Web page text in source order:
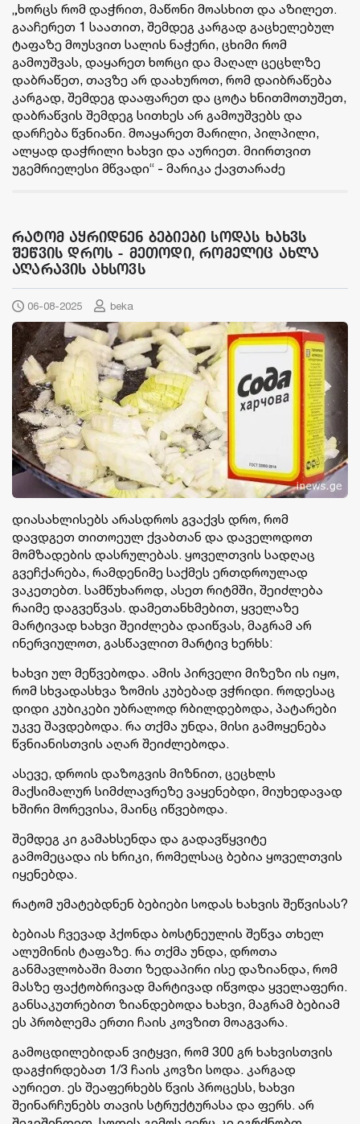
„ხორცს რომ დაჭრით, მაწონი მოასხით და აზილეთ.
გააჩერეთ 1 საათით, შემდეგ კარგად გაცხელებულ
ტაფაზე მოუსვით სალის ნაჭერი, ცხიმი რომ
გამოუშვას, დაყარეთ ხორცი და მაღალ ცეცხლზე
დაბრაწეთ, თავზე არ დაახუროთ, რომ დაიბრაწება
კარგად, შემდეგ დააფარეთ და ცოტა ხნითმოთუშეთ,
დაბრაწვის შემდეგ სითხეს არ გამოუშვებს და
დარჩება წვნიანი. მოაყარეთ მარილი, პილპილი,
ალყად დაჭრილი ხახვი და აურიეთ. მიირთვით
უგემრიელესი მწვადი“ - მარიკა ქავთარაძე
რატომ აყრიდნენ ბებიები სოდას ხახვს
შეწვის დროს - მეთოდი, რომელიც ახლა
აღარავის ახსოვს
06-08-2025 beka
დიასახლისებს არასდროს გვაქვს დრო, რომ
დავდგეთ თითოეულ ქვაბთან და დაველოდოთ
მომზადების დასრულებას. ყოველთვის სადღაც
გვეჩქარება, რამდენიმე საქმეს ერთდროულად
ვაკეთებთ. სამწუხაროდ, ასეთ რიტმში, შეიძლება
რაიმე დაგვეწვას. დამეთანხმებით, ყველაზე
მარტივად ხახვი შეიძლება დაიწვას, მაგრამ არ
ინერვიულოთ, გასწავლით მარტივ ხერხს:
ხახვი ულ მეწვებოდა. ამის პირველი მიზეზი ის იყო,
რომ სხვადასხვა ზომის კუბებად ვჭრიდი. როდესაც
დიდი კუბიკები უბრალოდ რბილდებოდა, პატარები
უკვე შავდებოდა. რა თქმა უნდა, მისი გამოყენება
წვნიანისთვის აღარ შეიძლებოდა.
ასევე, დროის დაზოგვის მიზნით, ცეცხლს
მაქსიმალურ სიმძლავრეზე ვაყენებდი, მიუხედავად
ხშირი მორევისა, მაინც იწვებოდა.
შემდეგ კი გამახსენდა და გადავწყვიტე
გამომეცადა ის ხრიკი, რომელსაც ბებია ყოველთვის
იყენებდა.
რატომ უმატებდნენ ბებიები სოდას ხახვის შეწვისას?
ბებიას ჩვევად ჰქონდა ბოსტნეულის შეწვა თხელ
ალუმინის ტაფაზე. რა თქმა უნდა, დროთა
განმავლობაში მათი ზედაპირი ისე დაზიანდა, რომ
მასზე ფაქტობრივად მარტივად იწვოდა ყველაფერი.
განსაკუთრებით ზიანდებოდა ხახვი, მაგრამ ბებიამ
ეს პრობლემა ერთი ჩაის კოვზით მოაგვარა.
გამოცდილებიდან ვიტყვი, რომ 300 გრ ხახვისთვის
დაგჭირდებათ 1/3 ჩაის კოვზი სოდა. კარგად
აურიეთ. ეს შეაფერხებს წვის პროცესს, ხახვი
შეინარჩუნებს თავის სტრუქტურასა და ფერს. არ